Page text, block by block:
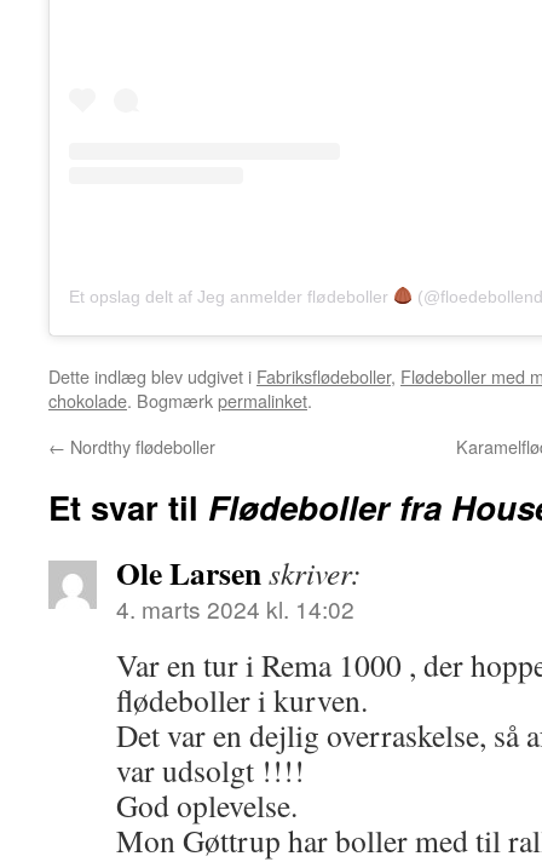
Et opslag delt af Jeg anmelder flødeboller
Dette indlæg blev udgivet i Fabriksflødeboller, Flødeboller med
chokolade. Bogmærkpermalinket.
← Nordthy flødeboller
Et svar til Flødeboller fra
Ole Larsenskriver:
4. marts 2024 kl. 14:02
Var en tur i Rema 1000 , der
flødeboller i kurven.
Det var en dejlig overraskelse, så
var udsolgt !!!!
God oplevelse.
Mon Gøttrup har boller med til